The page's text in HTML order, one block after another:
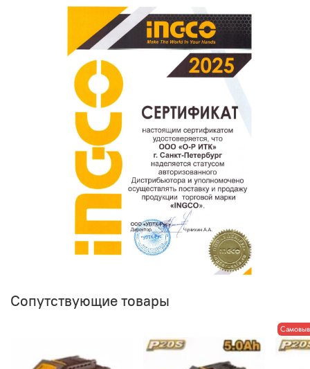
Ваш отзыв о товаре, магазине или работе продавца
поможет нам улучшать сервис и будет полезен другим
Оставить отзыв о покупке
Сопутствующие товары